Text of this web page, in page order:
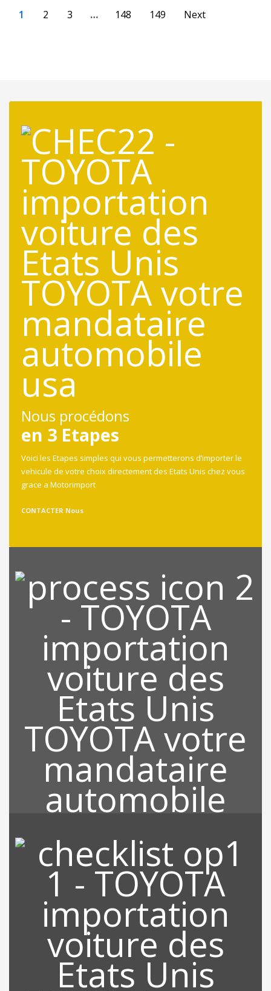
1 2 3 … 148 149 Next
Nous procédons
en 3 Etapes
Voici les Etapes simples qui vous permetterons d’importer le
vehicule de votre choix directement des Etats Unis chez vous
grace a Motorimport
CONTACTER Nous
RECHERCHE DE VOTRE
VEHICULE
Grace à notre location qui est Miami, nous sommes au cœur des
Etats Unis et tous les partenaires, revendeurs sont à proximités
de nos bureaux ce qui nous permet de rechercher sur l’ensemble
des Etats Unis le véhicule de votre choix sur le marché de
l’occasion.